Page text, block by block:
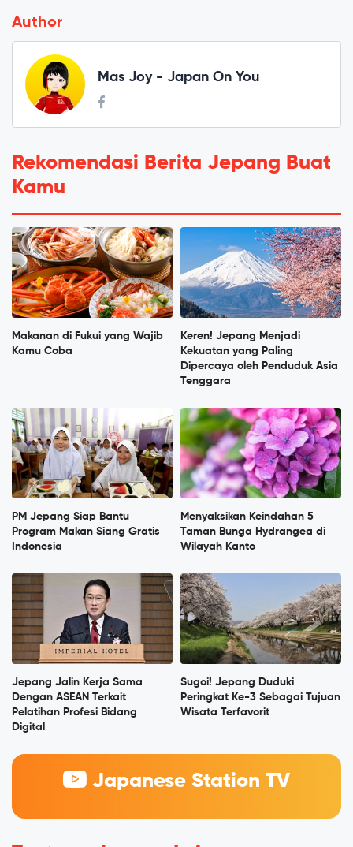
Author
Mas Joy - Japan On You
Rekomendasi Berita Jepang Buat
Kamu
Makanan di Fukui yang Wajib
Kamu Coba
Keren! Jepang Menjadi
Kekuatan yang Paling
Dipercaya oleh Penduduk Asia
Tenggara
PM Jepang Siap Bantu
Program Makan Siang Gratis
Indonesia
Menyaksikan Keindahan 5
Taman Bunga Hydrangea di
Wilayah Kanto
Jepang Jalin Kerja Sama
Dengan ASEAN Terkait
Pelatihan Profesi Bidang
Digital
Sugoi! Jepang Duduki
Peringkat Ke-3 Sebagai Tujuan
Wisata Terfavorit
Japanese Station TV